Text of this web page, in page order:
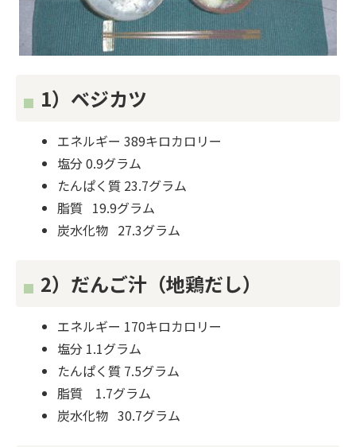
1）ベジカツ
エネルギー 389キロカロリー
塩分 0.9グラム
たんぱく質 23.7グラム
脂質 19.9グラム
炭水化物 27.3グラム
2）だんご汁（地鶏だし）
エネルギー 170キロカロリー
塩分 1.1グラム
たんぱく質 7.5グラム
脂質 1.7グラム
炭水化物 30.7グラム